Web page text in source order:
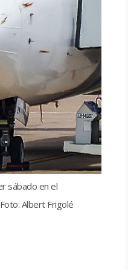
sábado en el
Albert Frigolé